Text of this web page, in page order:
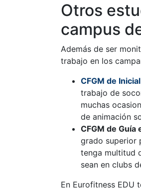
Otros
campus
Además de ser
trabajo en los
CFGM de
trabajo de
muchas
de animación
CFGM de
grado superior
tenga multitud
sean en clubs
En Eurofitness EDU